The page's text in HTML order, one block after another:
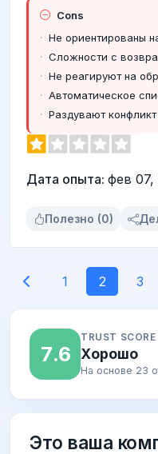
Cons
Не ориентированы
Сложности с
Не реагируют на
Автоматическое
Раздувают
Дата опыта: фев 07,
Полезно (0)
1 2 3
7.6
TRUST SCORE
Хорошо
На основе 23
Это ваша